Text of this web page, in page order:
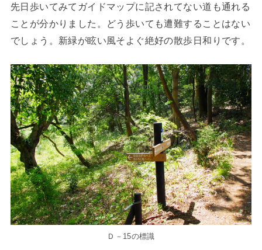
先日歩いてみてガイドマップに記されてない道も通れる
ことが分かりました。どう歩いても遭難することはない
でしょう。新緑が眩い風そよぐ絶好の散歩日和りです。
Ｄ－15の標識